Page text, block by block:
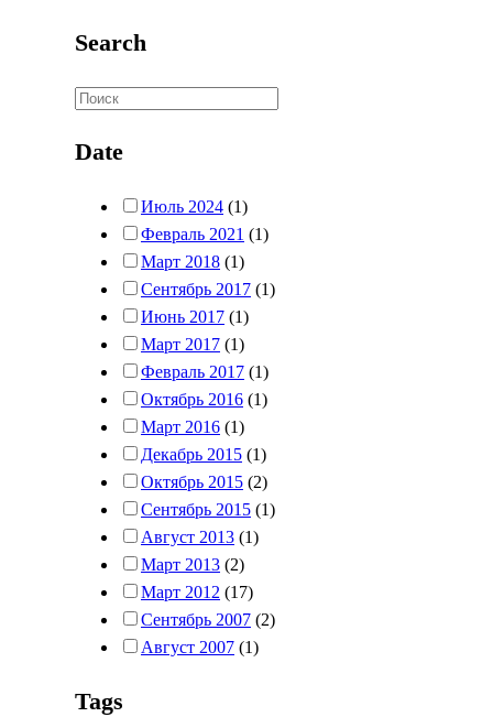
Search
Date
Июль 2024 (1)
Февраль 2021 (1)
Март 2018 (1)
Сентябрь 2017 (1)
Июнь 2017 (1)
Март 2017 (1)
Февраль 2017 (1)
Октябрь 2016 (1)
Март 2016 (1)
Декабрь 2015 (1)
Октябрь 2015 (2)
Сентябрь 2015 (1)
Август 2013 (1)
Март 2013 (2)
Март 2012 (17)
Сентябрь 2007 (2)
Август 2007 (1)
Tags